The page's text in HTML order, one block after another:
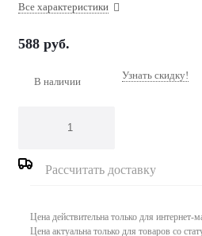
Все характеристики
588 руб.
В наличии Узнать скидку!
Рассчитать доставку
Цена действительна только для интернет-
Цена актуальна только для товаров со